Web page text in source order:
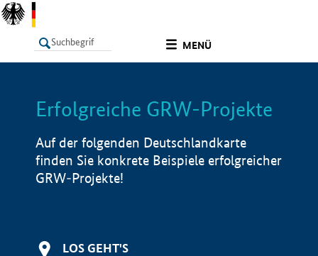
MENÜ
LISTE Info
Erfolgreiche GRW-Projekte
Auf der folgenden Deutschlandkarte
finden Sie konkrete Beispiele erfolgreicher
GRW-Projekte!
LOS GEHT'S